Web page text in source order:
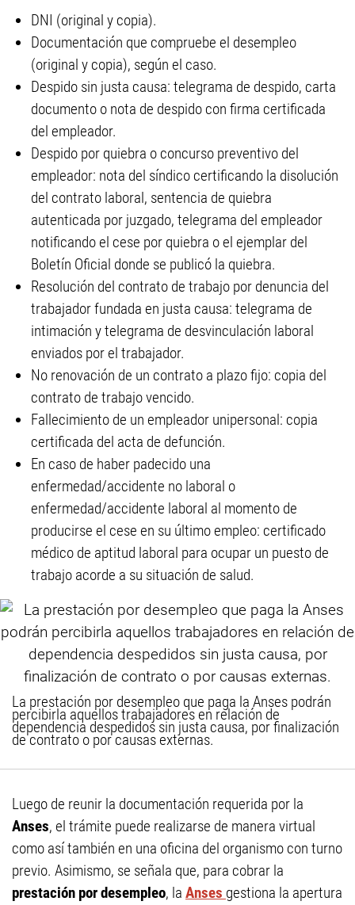
DNI (original y copia).
Documentación que compruebe el desempleo
(original y copia), según el caso.
Despido sin justa causa: telegrama de despido, carta
documento o nota de despido con firma certificada
del empleador.
Despido por quiebra o concurso preventivo del
empleador: nota del síndico certificando la disolución
del contrato laboral, sentencia de quiebra
autenticada por juzgado, telegrama del empleador
notificando el cese por quiebra o el ejemplar del
Boletín Oficial donde se publicó la quiebra.
Resolución del contrato de trabajo por denuncia del
trabajador fundada en justa causa: telegrama de
intimación y telegrama de desvinculación laboral
enviados por el trabajador.
No renovación de un contrato a plazo fijo: copia del
contrato de trabajo vencido.
Fallecimiento de un empleador unipersonal: copia
certificada del acta de defunción.
En caso de haber padecido una
enfermedad/accidente no laboral o
enfermedad/accidente laboral al momento de
producirse el cese en su último empleo: certificado
médico de aptitud laboral para ocupar un puesto de
trabajo acorde a su situación de salud.
La prestación por desempleo que paga la Anses podrán
percibirla aquellos trabajadores en relación de
dependencia despedidos sin justa causa, por finalización
de contrato o por causas externas.
Luego de reunir la documentación requerida por la
Anses, el trámite puede realizarse de manera virtual
como así también en una oficina del organismo con turno
previo. Asimismo, se señala que, para cobrar la
prestación por desempleo, la Anses gestiona la apertura